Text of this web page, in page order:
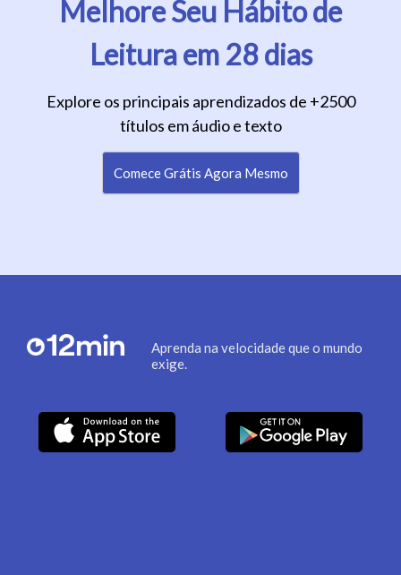
Melhore Seu Hábito de
Leitura em 28 dias
Explore os principais aprendizados de +2500
títulos em áudio e texto
Comece Grátis Agora Mesmo
Aprenda na velocidade que o mundo
exige.